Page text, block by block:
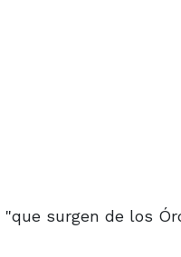
surgen de los